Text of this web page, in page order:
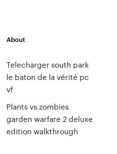
About
Telecharger south park
le baton de la vérité pc
vf
Plants vs zombies
garden warfare 2 deluxe
edition walkthrough